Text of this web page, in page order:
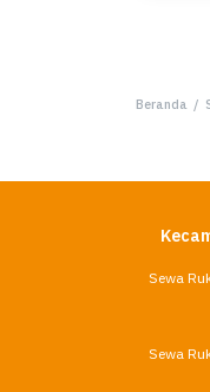
Beranda /
Sewa
Sewa